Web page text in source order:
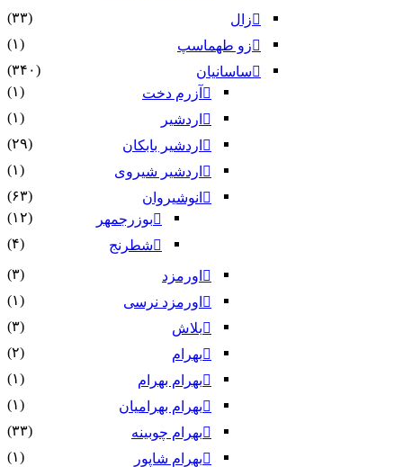
زال
(۳۳)
زو طهماسپ‏
(۱)
ساسانیان
(۳۴۰)
آزرم دخت
(۱)
اردشیر
(۱)
اردشیر بابکان
(۲۹)
اردشیر شیروی
(۱)
انوشیروان
(۶۳)
بوزرجمهر
(۱۲)
شطرنج
(۴)
اورمزد
(۳)
اورمزد نرسى‏
(۱)
بلاش
(۳)
بهرام
(۲)
بهرام بهرام
(۱)
بهرام بهرامیان‏
(۱)
بهرام چوبینه
(۳۳)
بهرام شاپور
(۱)